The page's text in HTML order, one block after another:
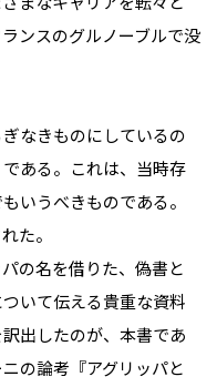
ンスのグルノーブルで没
なきものにしているの
ある。これは、当時存
いうべきものである。
た。
の名を借りた、偽書と
いて伝える貴重な資料
出したのが、本書であ
の論考『アグリッパと